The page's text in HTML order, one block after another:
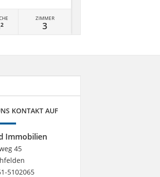
ZIMMER
3
KONTAKT AUF
Immobilien
45
5102065